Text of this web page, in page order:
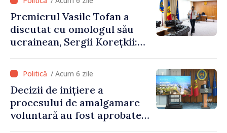
Premierul Vasile Tofan a
discutat cu omologul său
ucrainean, Sergii Korețkii:
bazată pe încredere și
solidaritate, pe care vrem să
o transformăm în proiecte
concrete”
/ Acum 6 zile
Decizii de inițiere a
procesului de amalgamare
voluntară au fost aprobate